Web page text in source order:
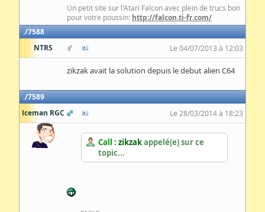
Un petit site sur l'Atari Falcon avec plein de trucs bon
pour votre poussin: http://falcon.ti-fr.com/
7588
NTRS
Le 04/07/2013 à 12:03
zikzak avait la solution depuis le debut alien C64
7589
Iceman RGC
Le 28/03/2014 à 18:23
Call : zikzakappelé(e) sur ce
topic...